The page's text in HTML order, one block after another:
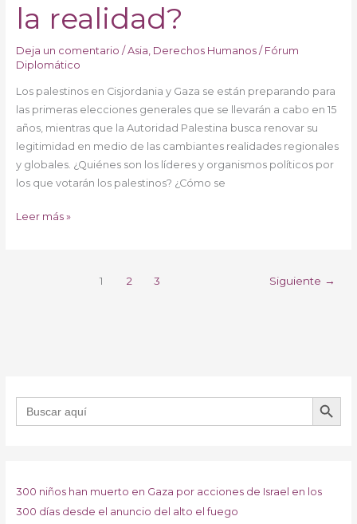
la realidad?
Deja un comentario /Asia Derechos Humanos/ Fórum
Diplomático
Los palestinos en Cisjordania y Gaza se están preparando para
las primeras elecciones generales que se llevarán a cabo en 15
años, mientras que la Autoridad Palestina busca renovar su
legitimidad en medio de las cambiantes realidades regionales
y globales. ¿Quiénes son los líderes y organismos políticos por
los que votarán los palestinos? ¿Cómo se
Leer más »
1 2 3 Siguiente →
Buscar: BOTÓN DE
300 niños han muerto en Gaza por acciones de Israel en los
300 días desde el anuncio del alto el fuego